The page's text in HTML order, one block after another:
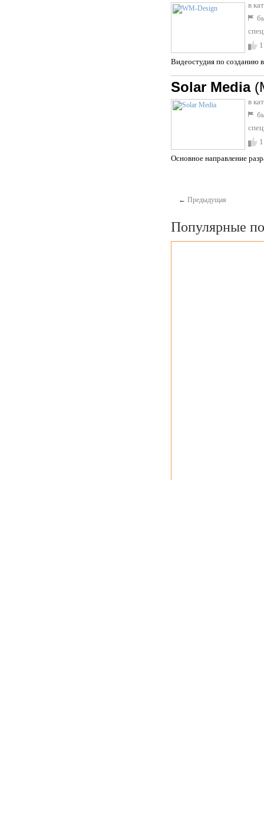
в
1
Видеостудия по созданию
Solar Media
в
1
Основное направление
← Предыдущая
Популярные